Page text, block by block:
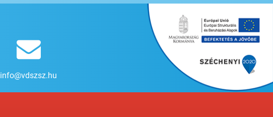
info@vdszsz.hu